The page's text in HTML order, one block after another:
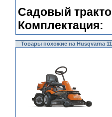
Садовый
Комплектация:
Товары похожие на Husqvarna